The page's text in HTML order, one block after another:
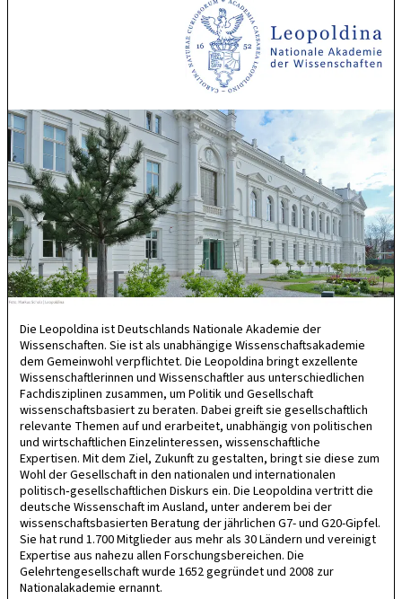
Die Leopoldina ist Deutschlands Nationale Akademie der
Wissenschaften. Sie ist als unabhängige Wissenschaftsakademie
dem Gemeinwohl verpflichtet. Die Leopoldina bringt exzellente
Wissenschaftlerinnen und Wissenschaftler aus unterschiedlichen
Fachdisziplinen zusammen, um Politik und Gesellschaft
wissenschaftsbasiert zu beraten. Dabei greift sie gesellschaftlich
relevante Themen auf und erarbeitet, unabhängig von politischen
und wirtschaftlichen Einzelinteressen, wissenschaftliche
Expertisen. Mit dem Ziel, Zukunft zu gestalten, bringt sie diese zum
Wohl der Gesellschaft in den nationalen und internationalen
politisch‐gesellschaftlichen Diskurs ein. Die Leopoldina vertritt die
deutsche Wissenschaft im Ausland, unter anderem bei der
wissenschaftsbasierten Beratung der jährlichen G7- und G20-Gipfel.
Sie hat rund 1.700 Mitglieder aus mehr als 30 Ländern und vereinigt
Expertise aus nahezu allen Forschungsbereichen. Die
Gelehrtengesellschaft wurde 1652 gegründet und 2008 zur
Nationalakademie ernannt.